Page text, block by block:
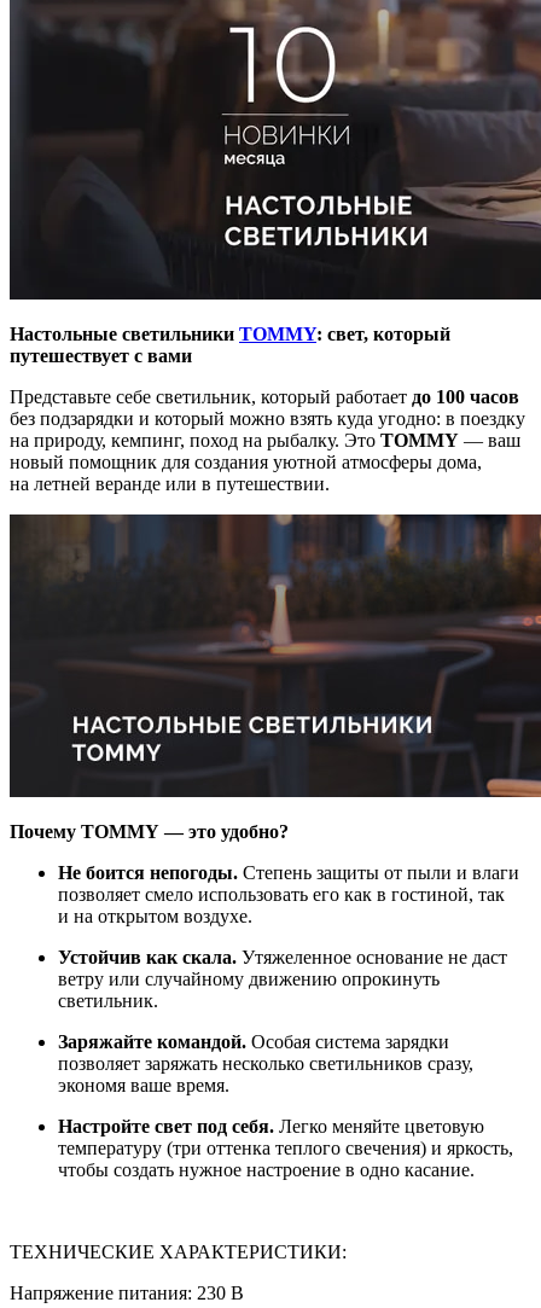
Настольные светильники TOMMY: свет, который
путешествует с вами
Представьте себе светильник, который работает до 100 часов
без подзарядки и который можно взять куда угодно: в поездку
на природу, кемпинг, поход на рыбалку. Это TOMMY — ваш
новый помощник для создания уютной атмосферы дома,
на летней веранде или в путешествии.
Почему TOMMY — это удобно?
Не боится непогоды. Степень защиты от пыли и влаги
позволяет смело использовать его как в гостиной, так
и на открытом воздухе.
Устойчив как скала. Утяжеленное основание не даст
ветру или случайному движению опрокинуть
светильник.
Заряжайте командой. Особая система зарядки
позволяет заряжать несколько светильников сразу,
экономя ваше время.
Настройте свет под себя. Легко меняйте цветовую
температуру (три оттенка теплого свечения) и яркость,
чтобы создать нужное настроение в одно касание.
ТЕХНИЧЕСКИЕ ХАРАКТЕРИСТИКИ:
Напряжение питания: 230 В